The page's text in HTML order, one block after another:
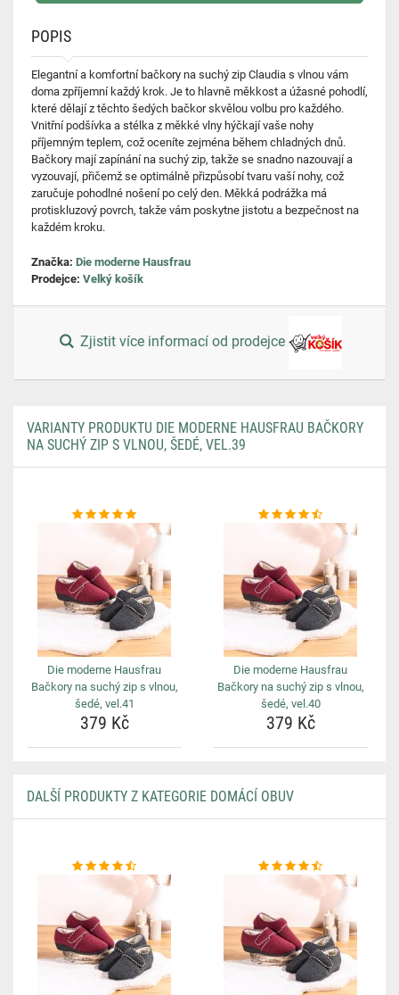
POPIS
Elegantní a komfortní bačkory na suchý zip Claudia s vlnou vám
doma zpříjemní každý krok. Je to hlavně měkkost a úžasné pohodlí,
které dělají z těchto šedých bačkor skvělou volbu pro každého.
Vnitřní podšívka a stélka z měkké vlny hýčkají vaše nohy
příjemným teplem, což oceníte zejména během chladných dnů.
Bačkory mají zapínání na suchý zip, takže se snadno nazouvají a
vyzouvají, přičemž se optimálně přizpůsobí tvaru vaší nohy, což
zaručuje pohodlné nošení po celý den. Měkká podrážka má
protiskluzový povrch, takže vám poskytne jistotu a bezpečnost na
každém kroku.
Značka: Die moderne Hausfrau
Prodejce: Velký košík
Zjistit více informací od prodejce
VARIANTY PRODUKTU DIE MODERNE HAUSFRAU BAČKORY
NA SUCHÝ ZIP S VLNOU, ŠEDÉ, VEL.39
Die moderne Hausfrau
Bačkory na suchý zip s vlnou,
šedé, vel.41
379 Kč
Die moderne Hausfrau
Bačkory na suchý zip s vlnou,
šedé, vel.40
379 Kč
DALŠÍ PRODUKTY Z KATEGORIE DOMÁCÍ OBUV